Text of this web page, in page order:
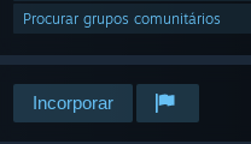
Procurar grupos comunitários
Incorporar